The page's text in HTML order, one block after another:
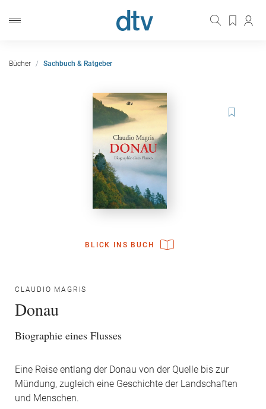
Bücher Sachbuch & Ratgeber
BLICK INS BUCH
CLAUDIO MAGRIS
Donau
Biographie eines Flusses
Eine Reise entlang der Donau von der Quelle bis zur
Mündung, zugleich eine Geschichte der Landschaften
und Menschen.